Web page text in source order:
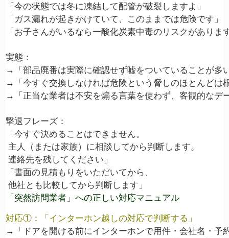
「今の状態では冬に凍結して配管が破裂しますよ」
「ガス漏れが起きかけていて、このままでは危険です」
「お子さんがいるなら一酸化炭素中毒のリスクがありま
実態：
→「部品廃番は実際に確認せず嘘をついていることが多
→「今すぐ交換しなければ危険という脅しのほとんどは
→「正当な業者は不安を煽る言葉を使わず、客観的なデ
撃退フレーズ：
「今すぐ決めることはできません。
主人（または家族）に相談してから判断します。
連絡先を残してください」
「書面の見積もりをいただいてから、
「突然訪問業者」への正しい対応マニュアル
対応①：「インターホン越しの対応で判断する」
→「ドアを開ける前にインターホンで用件・会社名・予